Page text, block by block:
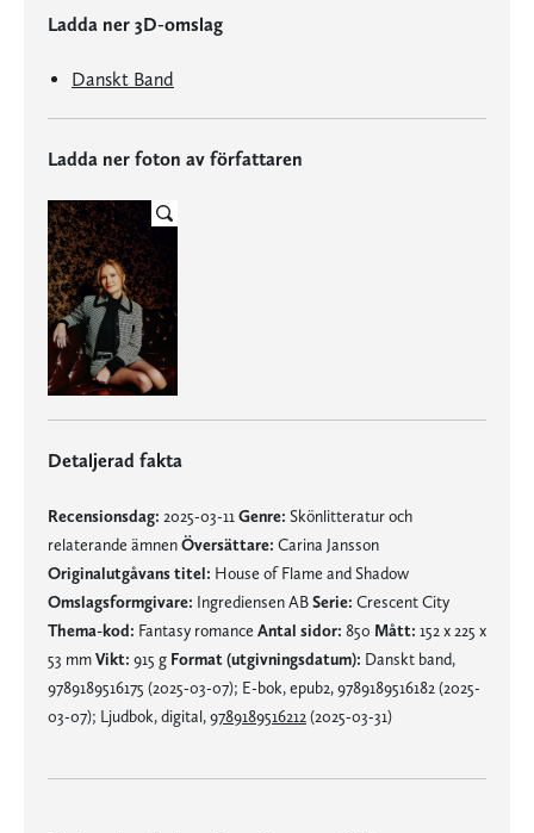
Ladda ner 3D-omslag
Danskt Band
Ladda ner foton av författaren
Detaljerad fakta
Recensionsdag: 2025-03-11 Genre: Skönlitteratur och
relaterande ämnenÖversättare: Carina Jansson
Originalutgåvans titel: House of Flame and Shadow
Omslagsformgivare: Ingrediensen ABSerie: Crescent City
Thema-kod: Fantasy romance Antal sidor: 850 Mått: 152 x 225 x
53 mmVikt: 915 g Format (utgivningsdatum): Danskt band,
9789189516175 (2025-03-07); E-bok, epub2, 9789189516182 (2025-
03-07); Ljudbok, digital,9789189516212 (2025-03-31)